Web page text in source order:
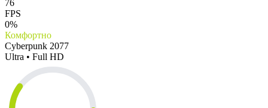
76
FPS
0%
Комфортно
Cyberpunk 2077
Ultra • Full HD